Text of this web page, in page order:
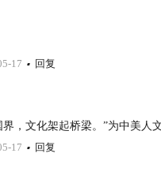
17 回复
界，文化架起桥梁。”为中美人
17 回复